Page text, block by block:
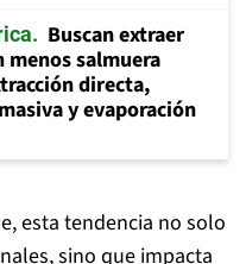
Buscan extraer
menos salmuera
directa,
y evaporación
esta tendencia no solo
sino que impacta